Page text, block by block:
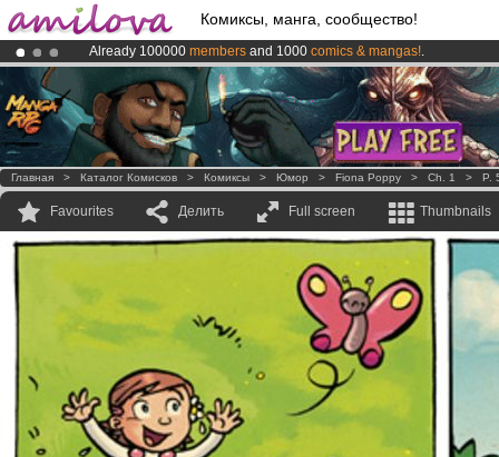
Комиксы, манга, сообщество!
Already 100000 members and 1000 comics & mangas!.
AmilovaKickstarter is now LIVE!.
Premium membership from3.95 euros per month !Get membership
Главная > Каталог Комисков > Комиксы > Юмор > Fiona Poppy > Ch. 1 > P.
Favourites Делить Full screen Thumbnails